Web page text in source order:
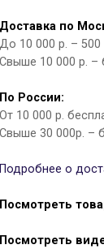
Доставка по
До 10 000 р. – 500
Свыше 10 000 р. –
По России:
От 10 000 р.
Свыше 30 000р. –
Подробнее о
Посмотреть
Посмотреть